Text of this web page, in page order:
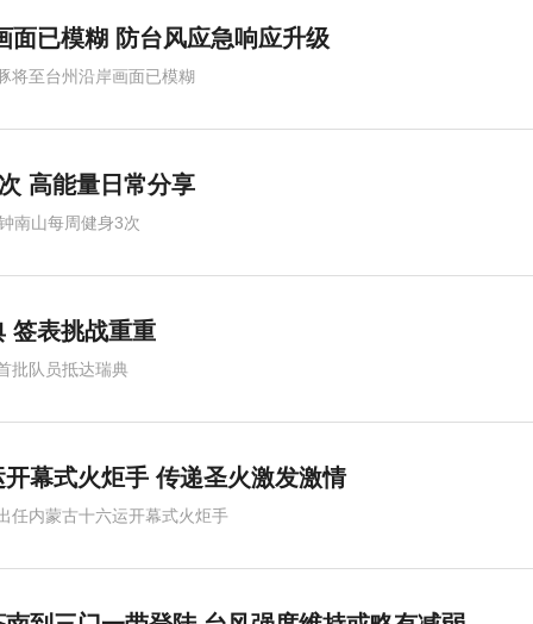
面已模糊 防台风应急响应升级
将至台州沿岸画面已模糊
高能量日常分享
南山每周健身3次
签表挑战重重
批队员抵达瑞典
幕式火炬手 传递圣火激发激情
任内蒙古十六运开幕式火炬手